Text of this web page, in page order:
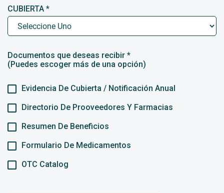
CUBIERTA *
Documentos que deseas recibir *
(Puedes escoger más de una opción)
Evidencia De Cubierta / Notificación Anual
Directorio De Prooveedores Y Farmacias
Resumen De Beneficios
Formulario De Medicamentos
OTC Catalog